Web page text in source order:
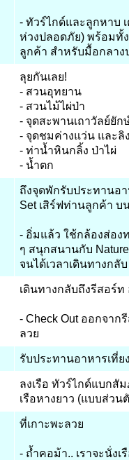
- ทัวร์ไกด์และลูกหาบ
ห่วงปลอดภัย) พร้อมทั้
ลูกค้า สำหรับมื้อกลาง
ลุยกันเลย!
- สวนอุทยาน
- สวนไม้ไผ่ป่า
- จุดสะพานเถาวัลย์ยัก
- จุดชมค่างแว่น และลิ
- ท่าน้ำหินกลิ้ง ป่าไผ่
- น้ำตก
ถึงจุดพักรับประทานอ
Set เสิร์ฟท่านลูกค้า บ
- อิ่มแล้ว ใช้กล้องส่อ
ๆ สนุกสนานกับ
จนได้เวลาเดินทางกลับ
เดินทางกลับถึงรีสอร์ท
- Check Out ออกจาก
ลวย
รับประทานอาหารเที่ย
ลงเรือ ทัวร์ไกด์แบก
เรือหางยาว (แบบส่ว
ที่เกาะพะลวย
- ถ้ำคอม้า.. เราจะนั่ง